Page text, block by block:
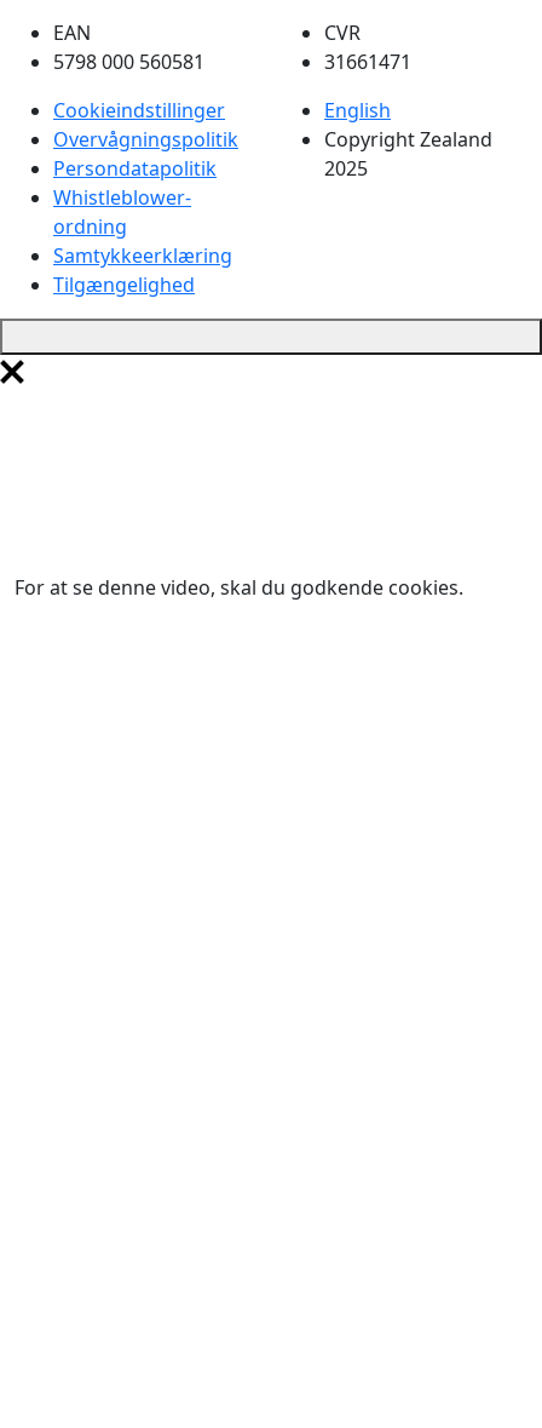
EAN
5798 000 560581
CVR
31661471
Cookieindstillinger
Overvågningspolitik
Persondatapolitik
Whistleblower-
ordning
Samtykkeerklæring
Tilgængelighed
English
Copyright Zealand
2025
For at se denne video, skal du godkende cookies.